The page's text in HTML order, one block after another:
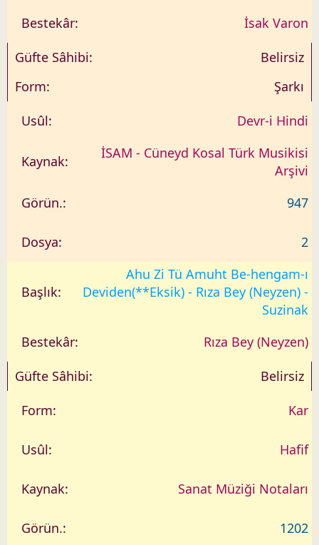
İsak Varon
Belirsiz
Şarkı
Devr-i Hindi
İSAM - Cüneyd Kosal Türk Musikisi
Arşivi
947
2
Ahu Zi Tü Amuht Be-hengam-ı
Deviden(**Eksik) - Rıza Bey (Neyzen) -
Suzinak
Rıza Bey (Neyzen)
Belirsiz
Kar
Hafif
Sanat Müziği Notaları
1202